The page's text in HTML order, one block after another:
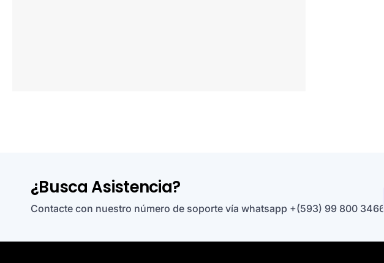
¿Busca Asistencia?
Contacte con nuestro número de soporte vía whatsapp +(593) 99 800 3466